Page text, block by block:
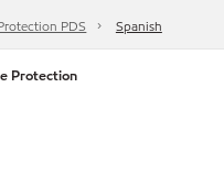
PDS
Spanish
Protection